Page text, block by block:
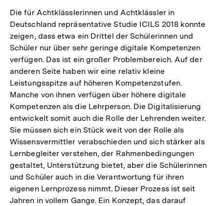
Die für Achtklässlerinnen und Achtklässler in
Deutschland repräsentative Studie ICILS 2018 konnte
zeigen, dass etwa ein Drittel der Schülerinnen und
Schüler nur über sehr geringe digitale Kompetenzen
verfügen. Das ist ein großer Problembereich. Auf der
anderen Seite haben wir eine relativ kleine
Leistungsspitze auf höheren Kompetenzstufen.
Manche von ihnen verfügen über höhere digitale
Kompetenzen als die Lehrperson. Die Digitalisierung
entwickelt somit auch die Rolle der Lehrenden weiter.
Sie müssen sich ein Stück weit von der Rolle als
Wissensvermittler verabschieden und sich stärker als
Lernbegleiter verstehen, der Rahmenbedingungen
gestaltet, Unterstützung bietet, aber die Schülerinnen
und Schüler auch in die Verantwortung für ihren
eigenen Lernprozess nimmt. Dieser Prozess ist seit
Jahren in vollem Gange. Ein Konzept, das darauf